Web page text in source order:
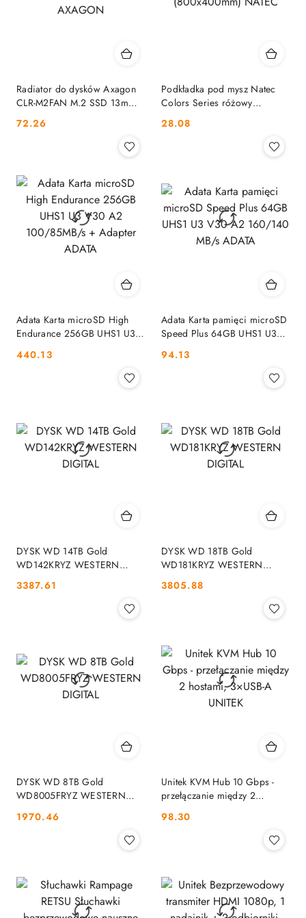
Radiator do dysków Axagon
CLR-M2FAN M.2 SSD 13mm z
Cena:
72.26
Podkładka pod mysz Natec
Colors Series różowy
Cena:
28.08
Adata Karta microSD High
Endurance 256GB UHS1 U3
Adapter ADATA
Cena:
440.13
Adata Karta pamięci microSD
Speed Plus 64GB UHS1 U3
ADATA
Cena:
94.13
DYSK WD 14TB Gold
WD142KRYZ WESTERN
Cena:
3387.61
DYSK WD 18TB Gold
WD181KRYZ WESTERN
Cena:
3805.88
DYSK WD 8TB Gold
WD8005FRYZ WESTERN
Cena:
1970.46
Unitek KVM Hub 10 Gbps -
przełączanie między 2
Cena:
98.30